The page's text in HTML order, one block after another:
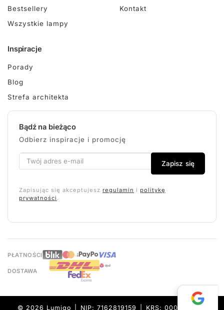
Bestsellery
Wszystkie lampy
Kontakt
Inspiracje
Porady
Blog
Strefa architekta
Bądź na bieżąco
Odbierz inspiracje i promocję
Zapisz się
Zapisując się akceptujesz regulamin i politykę
prywatności .
PŁATNOŚCI
DOSTAWA
© 2026 Lumigo | NIP: 7162819159 | KRS: 0000632157